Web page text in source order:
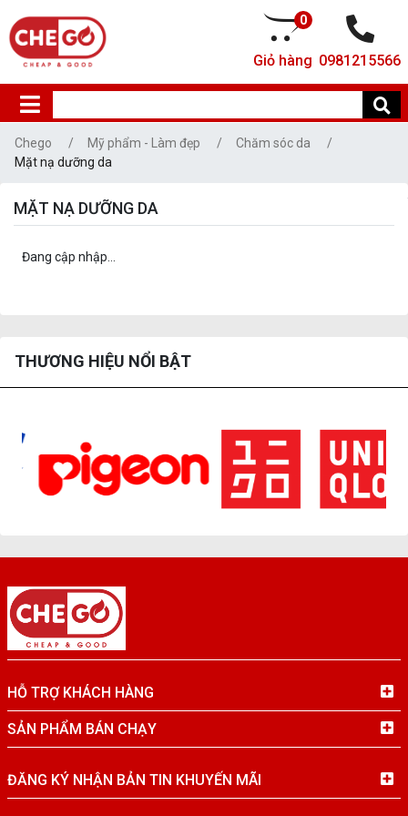
Giỏ hàng
0
0981215566
Chego Mỹ phẩm - Làm đẹp
Chăm sóc da
Mặt nạ dưỡng da
MẶT NẠ DƯỠNG DA
Đang cập nhập...
THƯƠNG HIỆU NỔI BẬT
HỖ TRỢ KHÁCH HÀNG
SẢN PHẨM BÁN CHẠY
ĐĂNG KÝ NHẬN BẢN TIN KHUYẾN MÃI